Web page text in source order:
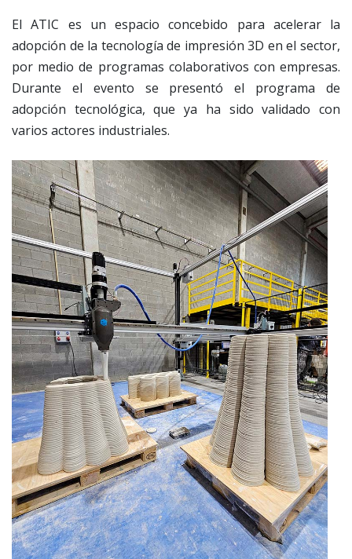
El ATIC es un espacio concebido para acelerar la
adopción de la tecnología de impresión 3D en el sector,
por medio de programas colaborativos con empresas.
Durante el evento se presentó el programa de
adopción tecnológica, que ya ha sido validado con
varios actores industriales.